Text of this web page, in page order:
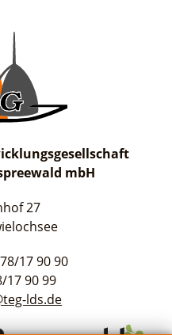
mbH
27
17 90 90
17 90 99
lds.de